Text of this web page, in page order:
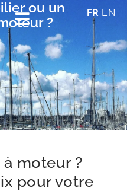
FR EN
ou un
?
moteur ?
pour votre